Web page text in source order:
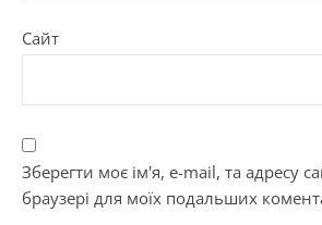
Сайт
Зберегти моє ім'я, e-mail, та адресу
браузері для моїх подальших